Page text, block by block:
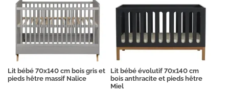
Lit bébé 70x140 cm bois gris et
pieds hêtre massif Nalice
Lit bébé évolutif 70x140 cm
bois anthracite et pieds hêtre
Miel